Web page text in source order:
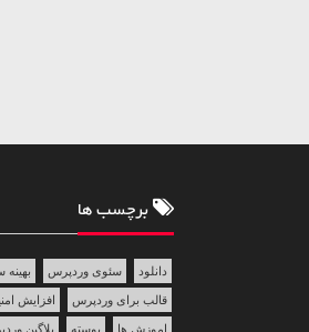
برچسب ها
دانلود سئوی وردپرس
قالب برای وردپرس افزایش
اموزش ها پوسته پلاگین